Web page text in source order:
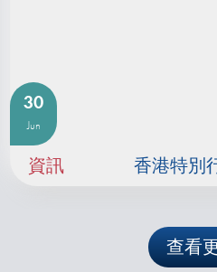
30
Jun
資訊 香港特別
查看